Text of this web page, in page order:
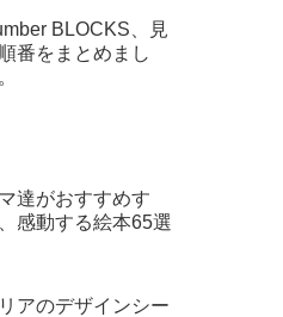
BLOCKS、見
番をまとめまし
達がおすすめす
感動する絵本65選
アのデザインシー